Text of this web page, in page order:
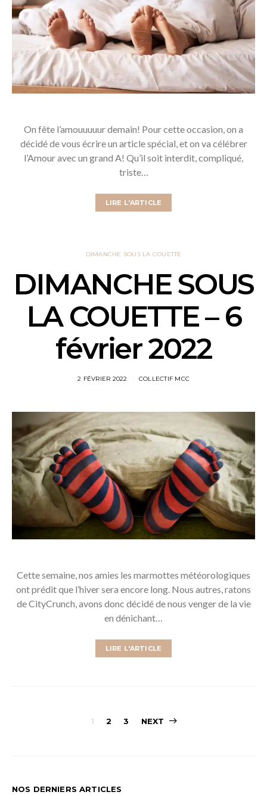
On fête l’amouuuuur demain! Pour cette occasion, on a
décidé de vous écrire un article spécial, et on va célébrer
l’Amour avec un grand A! Qu’il soit interdit, compliqué,
triste…
LIRE L'ARTICLE
DIMANCHE SOUS LA COUETTE
DIMANCHE SOUS
LA COUETTE – 6
février 2022
2 FÉVRIER 2022 COLLECTIF MCC
Cette semaine, nos amies les marmottes météorologiques
ont prédit que l’hiver sera encore long. Nous autres, ratons
de CityCrunch, avons donc décidé de nous venger de la vie
en dénichant…
LIRE L'ARTICLE
Pagination
1 2 3 NEXT
NOS DERNIERS ARTICLES